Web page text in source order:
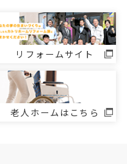
リフォームサイト
老人ホームはこちら